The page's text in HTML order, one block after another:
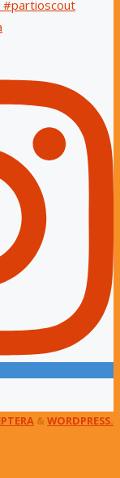
& WORDPRESS.